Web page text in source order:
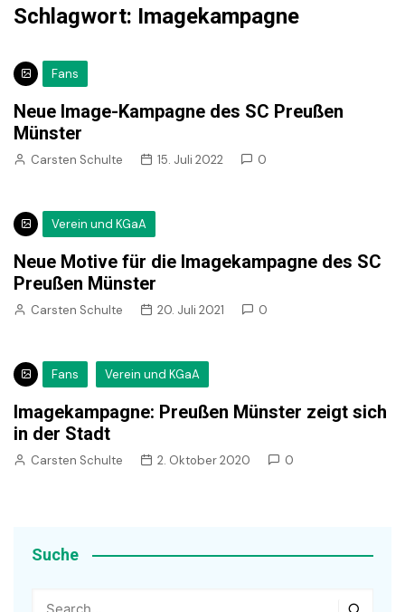
Schlagwort: Imagekampagne
Fans
Neue Image-Kampagne des SC Preußen
Münster
Carsten Schulte 15. Juli 2022 0
Verein und KGaA
Neue Motive für die Imagekampagne des SC
Preußen Münster
Carsten Schulte 20. Juli 2021 0
Fans Verein und KGaA
Imagekampagne: Preußen Münster zeigt sich
in der Stadt
Carsten Schulte 2. Oktober 2020 0
Suche